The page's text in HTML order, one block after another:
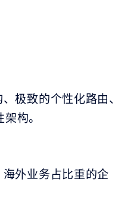
极致的个性化路由、
构。
外业务占比重的企